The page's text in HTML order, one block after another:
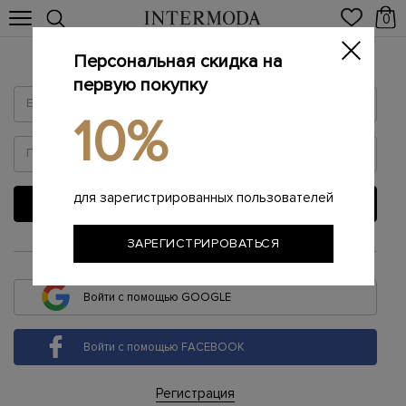
0
Войти
ВОЙТИ
или
Войти с помощью GOOGLE
Войти с помощью FACEBOOK
Регистрация
Персональная скидка на
первую покупку
10%
для зарегистрированных пользователей
ЗАРЕГИСТРИРОВАТЬСЯ